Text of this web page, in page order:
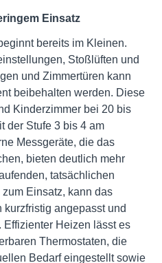
Einsatz
bereits im Kleinen.
Stoßlüften und
und Zimmertüren kann
beibehalten werden. Diese
Kinderzimmer bei 20 bis
der Stufe 3 bis 4 am
Messgeräte, die das
bieten deutlich mehr
tatsächlichen
Einsatz, kann das
angepasst und
Effizienter Heizen lässt es
Thermostaten, die
Bedarf eingestellt sowie